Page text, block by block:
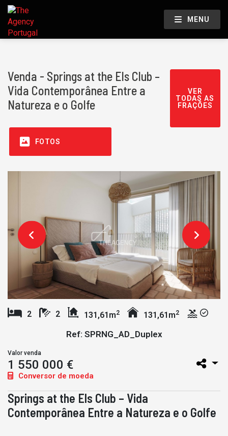
MENU
Venda - Springs at the Els Club –
Vida Contemporânea Entre a
Natureza e o Golfe
VER
TODAS AS
FRAÇÕES
FOTOS
2 2 131,61m2 131,61m2
Ref: SPRNG_AD_Duplex
Valor venda
1 550 000 €
Conversor de moeda
Springs at the Els Club – Vida
Contemporânea Entre a Natureza e o Golfe